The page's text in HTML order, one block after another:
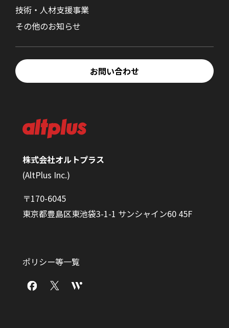
株式会社オルトプラス
(AltPlus Inc.)
〒170-6045
東京都豊島区東池袋3-1-1 サンシャイン60 45F
ポリシー等一覧
技術・人材支援事業
その他のお知らせ
お問い合わせ